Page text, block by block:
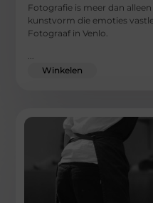
Fotografie is meer dan
kunstvorm die emoties
Fotograaf in Venlo.
Winkelen